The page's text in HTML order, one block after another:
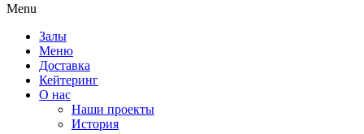
Menu
Залы
Меню
Доставка
Кейтеринг
О нас
Наши проекты
История